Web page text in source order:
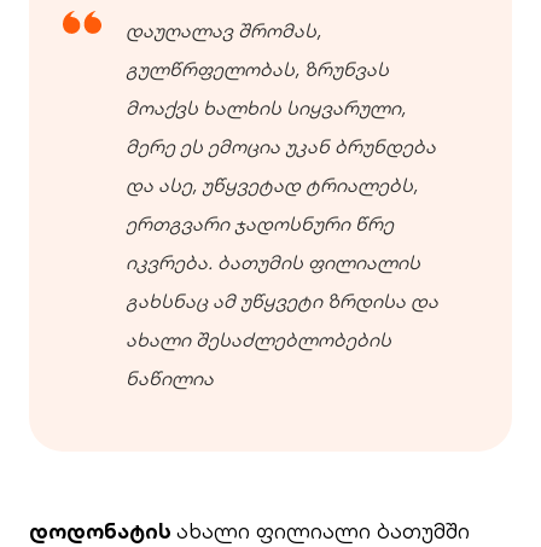
დაუღალავ შრომას,
გულწრფელობას, ზრუნვას
მოაქვს ხალხის სიყვარული,
მერე ეს ემოცია უკან ბრუნდება
და ასე, უწყვეტად ტრიალებს,
ერთგვარი ჯადოსნური წრე
იკვრება. ბათუმის ფილიალის
გახსნაც ამ უწყვეტი ზრდისა და
ახალი შესაძლებლობების
ნაწილია
დოდონატის ახალი ფილიალი ბათუმში